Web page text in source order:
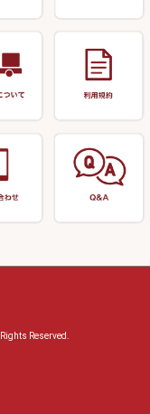
ス・保護ケース
ナー
Reserved.